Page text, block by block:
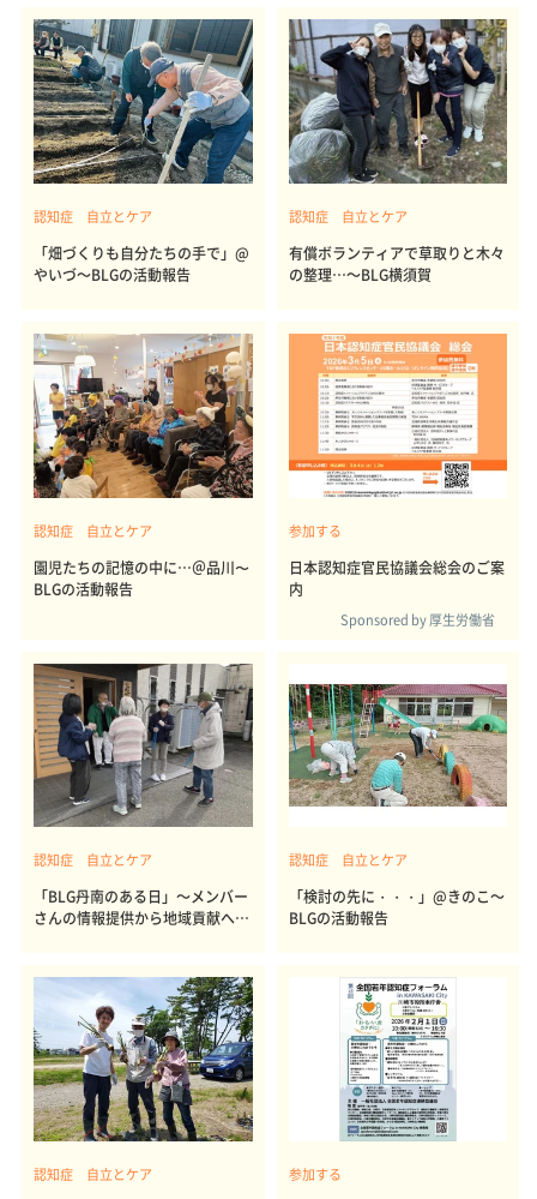
認知症 自立とケア
「畑づくりも自分たちの手で」@
やいづ～BLGの活動報告
認知症 自立とケア
有償ボランティアで草取りと木々
の整理…～BLG横須賀
認知症 自立とケア
園児たちの記憶の中に…＠品川〜
BLGの活動報告
参加する
日本認知症官民協議会総会のご案
内
Sponsored by 厚生労働省
認知症 自立とケア
「BLG丹南のある日」～メンバー
さんの情報提供から地域貢献へ～
認知症 自立とケア
「検討の先に・・・」@きのこ～
BLGの活動報告
認知症 自立とケア 参加する